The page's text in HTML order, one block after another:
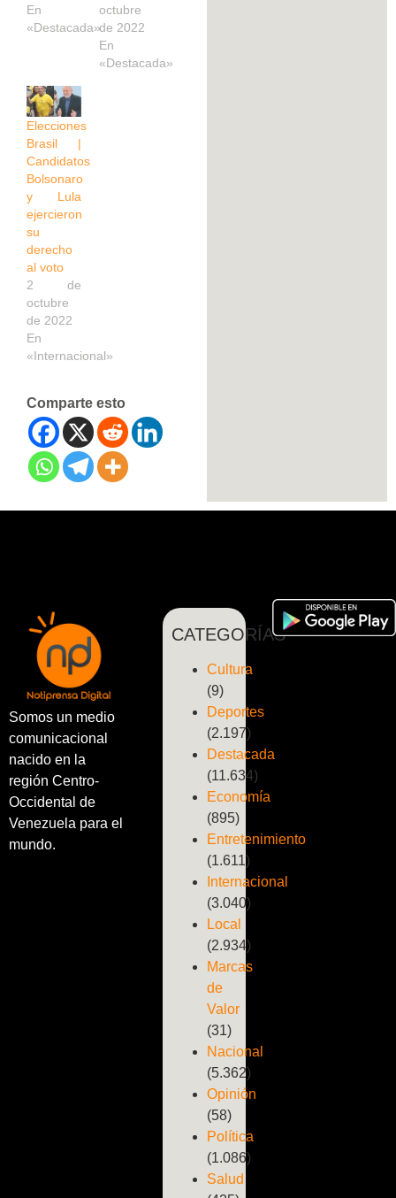
En
«Destacada»
octubre
de 2022
En
«Destacada»
Elecciones
Brasil |
Candidatos
Bolsonaro
y Lula
ejercieron
su
derecho
al voto
2 de
octubre
de 2022
En
«Internacional»
Comparte esto
Somos un medio
comunicacional
nacido en la
región Centro-
Occidental de
Venezuela para el
mundo.
CATEGORÍAS
Cultura
(9)
Deportes
(2.197)
Destacada
(11.634)
Economía
(895)
Entretenimiento
(1.611)
Internacional
(3.040)
Local
(2.934)
Marcas
de
Valor
(31)
Nacional
(5.362)
Opinión
(58)
Política
(1.086)
Salud